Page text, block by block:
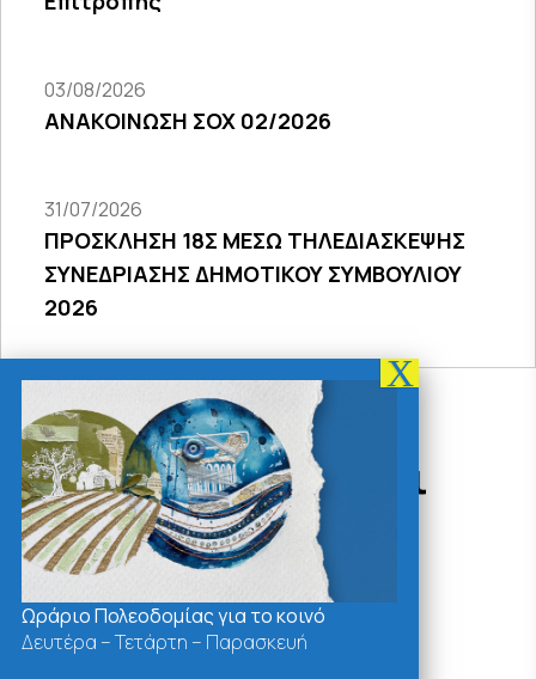
03/08/2026
ΑΝΑΚΟΙΝΩΣΗ ΣΟΧ 02/2026
31/07/2026
ΠΡΟΣΚΛΗΣΗ 18Σ ΜΕΣΩ ΤΗΛΕΔΙΑΣΚΕΨΗΣ
ΣΥΝΕΔΡΙΑΣΗΣ ΔΗΜΟΤΙΚΟΥ ΣΥΜΒΟΥΛΙΟΥ
2026
Δράσεις - Χρήσιμοι
Σύνδεσμοι
Ωράριο Πολεοδομίας για το κοινό
Δευτέρα – Τετάρτη – Παρασκευή